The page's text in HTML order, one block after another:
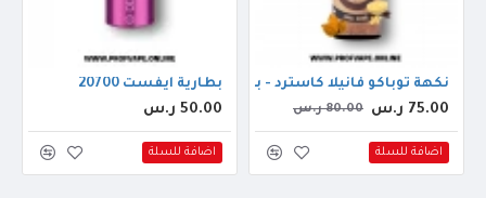
نكهة توباكو فانيلا كاسترد - بلاك جاك 60مل 3ملجم
75.00 ر.س 80.00 ر.س
اضافة للسلة
بطارية ايفست 20700
50.00 ر.س
اضافة للسلة